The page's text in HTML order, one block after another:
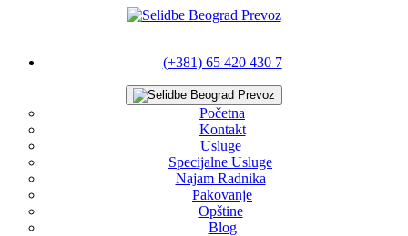
(+381) 65 420 430 7
Početna
Kontakt
Usluge
Specijalne Usluge
Najam Radnika
Pakovanje
Opštine
Blog